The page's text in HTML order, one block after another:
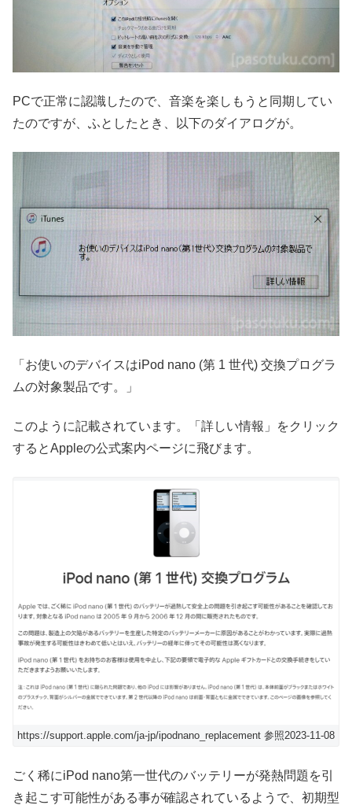
PCで正常に認識したので、音楽を楽しもうと同期してい
たのですが、ふとしたとき、以下のダイアログが。
「お使いのデバイスはiPod nano (第 1 世代) 交換プログラ
ムの対象製品です。」
このように記載されています。「詳しい情報」をクリック
するとAppleの公式案内ページに飛びます。
https://support.apple.com/ja-jp/ipodnano_replacement 参照2023-11-08
ごく稀にiPod nano第一世代のバッテリーが発熱問題を引
き起こす可能性がある事が確認されているようで、初期型